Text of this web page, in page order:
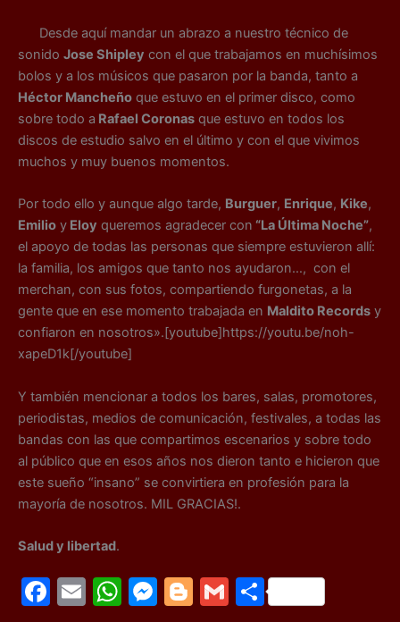
Desde aquí mandar un abrazo a nuestro técnico de
sonido Jose Shipley con el que trabajamos en muchísimos
bolos y a los músicos que pasaron por la banda, tanto a
Héctor Mancheño que estuvo en el primer disco, como
sobre todo a Rafael Coronas que estuvo en todos los
discos de estudio salvo en el último y con el que vivimos
muchos y muy buenos momentos.
Por todo ello y aunque algo tarde, Burguer, Enrique, Kike,
Emilio y Eloy queremos agradecer con “La Última Noche”,
el apoyo de todas las personas que siempre estuvieron allí:
la familia, los amigos que tanto nos ayudaron…, con el
merchan, con sus fotos, compartiendo furgonetas, a la
gente que en ese momento trabajada en Maldito Records y
confiaron en nosotros».[youtube]https://youtu.be/noh-
xapeD1k[/youtube]
Y también mencionar a todos los bares, salas, promotores,
periodistas, medios de comunicación, festivales, a todas las
bandas con las que compartimos escenarios y sobre todo
al público que en esos años nos dieron tanto e hicieron que
este sueño “insano” se convirtiera en profesión para la
mayoría de nosotros. MIL GRACIAS!.
Salud y libertad.
F
E
W M Bl G C